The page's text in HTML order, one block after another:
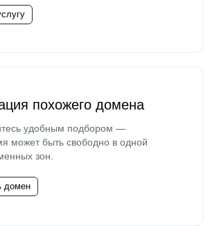
похожего домена
удобным подбором —
может быть свободно в одной
зон.
домен